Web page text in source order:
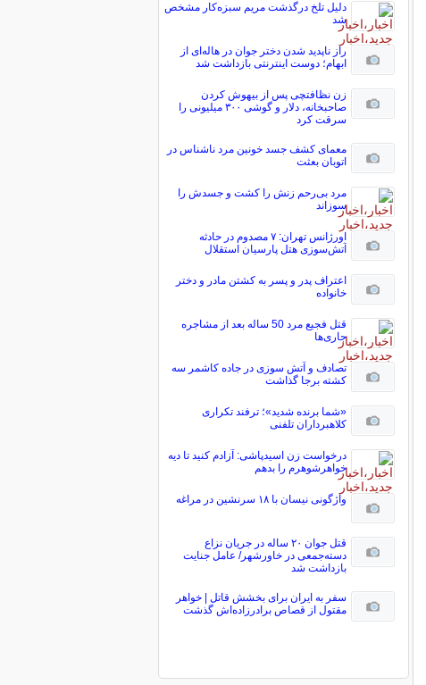
دلیل تلخ درگذشت مریم سبزه‌کار مشخص
شد
راز ناپدید شدن دختر جوان در هاله‌ای از
ابهام؛ دوست اینترنتی بازداشت شد
زن نظافتچی پس از بیهوش کردن
صاحبخانه، دلار و گوشی ۳۰۰ میلیونی را
سرقت کرد
معمای کشف جسد خونین مرد ناشناس در
اتوبان بعثت
مرد بی‌رحم زنش را کشت و جسدش را
سوزاند
اورژانس تهران: ۷ مصدوم در حادثه
آتش‌سوزی هتل پارسیان استقلال
اعتراف پدر و پسر به کشتن مادر و دختر
خانواده
قتل فجیع مرد 50 ساله بعد از مشاجره
جاری‌ها
تصادف و آتش سوزی در جاده کاشمر سه
کشته برجا گذاشت
«شما برنده شدید»؛ ترفند تکراری
کلاهبرداران تلفنی
درخواست زن اسیدپاشی: آزادم کنید تا دیه
خواهرشوهرم را بدهم
واژگونی نیسان با ۱۸ سرنشین در مراغه
قتل جوان ۲۰ ساله در جریان نزاع
دسته‌جمعی در خاورشهر/ عامل جنایت
بازداشت شد
سفر به ایران برای بخشش قاتل | خواهر
مقتول از قصاص برادرزاده‌اش گذشت